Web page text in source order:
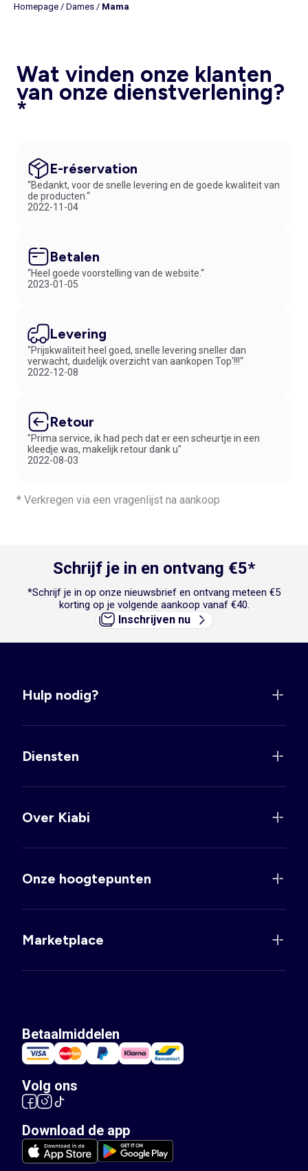
Homepage / Dames / Mama
Wat vinden onze klanten
van onze dienstverlening?
*
E-réservation
“Bedankt, voor de snelle levering en de goede kwaliteit van
de producten.“
2022-11-04
Betalen
“Heel goede voorstelling van de website.“
2023-01-05
Levering
“Prijskwaliteit heel goed, snelle levering sneller dan
verwacht, duidelijk overzicht van aankopen Top'!!!“
2022-12-08
Retour
"Prima service, ik had pech dat er een scheurtje in een
kleedje was, makelijk retour dank u"
2022-08-03
* Verkregen via een vragenlijst na aankoop
Schrijf je in en ontvang €5*
*Schrijf je in op onze nieuwsbrief en ontvang meteen €5
korting op je volgende aankoop vanaf €40.
Inschrijven nu
Hulp nodig?
Diensten
Over Kiabi
Onze hoogtepunten
Marketplace
Betaalmiddelen
Volg ons
Download de app